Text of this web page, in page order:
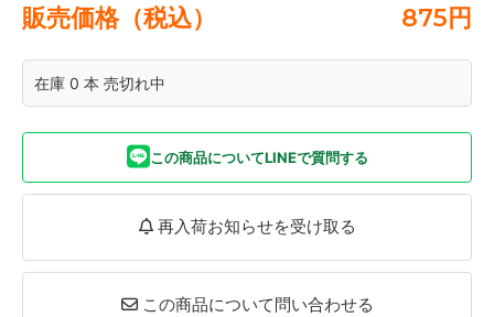
販売価格（税込） 875円
在庫 0 本 売切れ中
この商品についてLINEで質問する
再入荷お知らせを受け取る
この商品について問い合わせる